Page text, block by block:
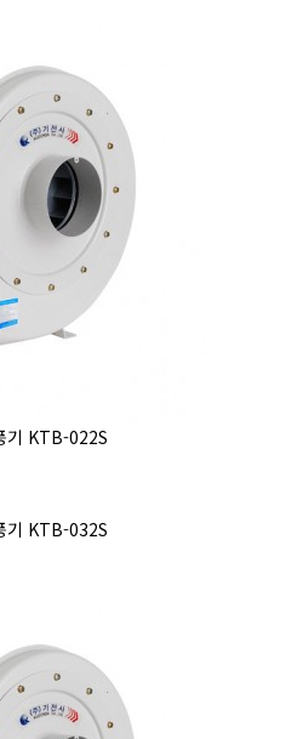
기 KTB-022S
기 KTB-032S